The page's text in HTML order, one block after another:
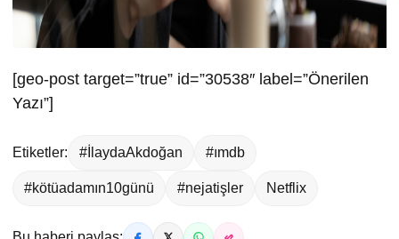
[geo-post target=”true” id=”30538″ label=”Önerilen
Yazı”]
Etiketler: #İlaydaAkdoğan #ımdb
#kötüadamın10günü #nejatişler Netflix